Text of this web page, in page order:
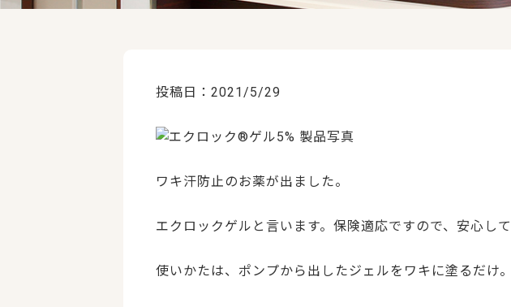
投稿日：2021/5/29
ワキ汗防止のお薬が出ました。
エクロックゲルと言います。保険適応ですので、安心し
使いかたは、ポンプから出したジェルをワキに塗るだけ。